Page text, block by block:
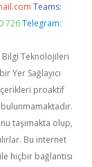
Teams:
726 Telegram:
Bilgi Teknolojileri
Yer Sağlayıcı
proaktif
taşımakta olup,
Bu internet
hiçbir bağlantısı